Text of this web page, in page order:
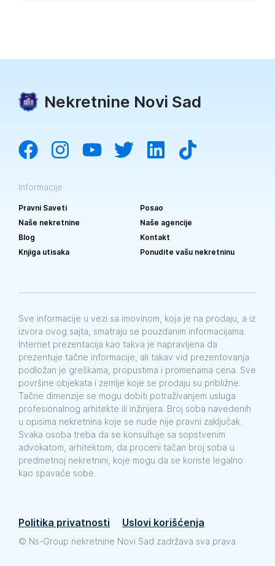
Nekretnine Novi Sad
Informacije
Pravni Saveti
Posao
Naše nekretnine
Naše agencije
Blog
Kontakt
Knjiga utisaka
Ponudite vašu nekretninu
Sve informacije u vezi sa imovinom, koja je na prodaju, a iz
izvora ovog sajta, smatraju se pouzdanim informacijama.
Internet prezentacija kao takva je napravljena da
prezentuje tačne informacije, ali takav vid prezentovanja
podložan je greškama, propustima i promenama cena. Sve
površine objekata i zemlje koje se prodaju su približne.
Tačne dimenzije se mogu dobiti potraživanjem usluga
profesionalnog arhitekte ili inžinjera. Broj soba navedenih
u opisima nekretnina koje se nude nije pravni zaključak.
Svaka osoba treba da se konsultuje sa sopstvenim
advokatom, arhitektom, da proceni tačan broj soba u
predmetnoj nekretnini, koje mogu da se koriste legalno
kao spavaće sobe.
Politika privatnosti Uslovi korišćenja
© Ns-Group nekretnine Novi Sad zadržava sva prava